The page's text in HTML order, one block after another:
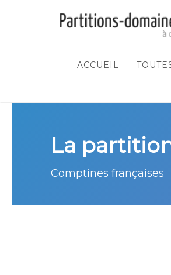
ACCUEIL
La
Comptines françaises